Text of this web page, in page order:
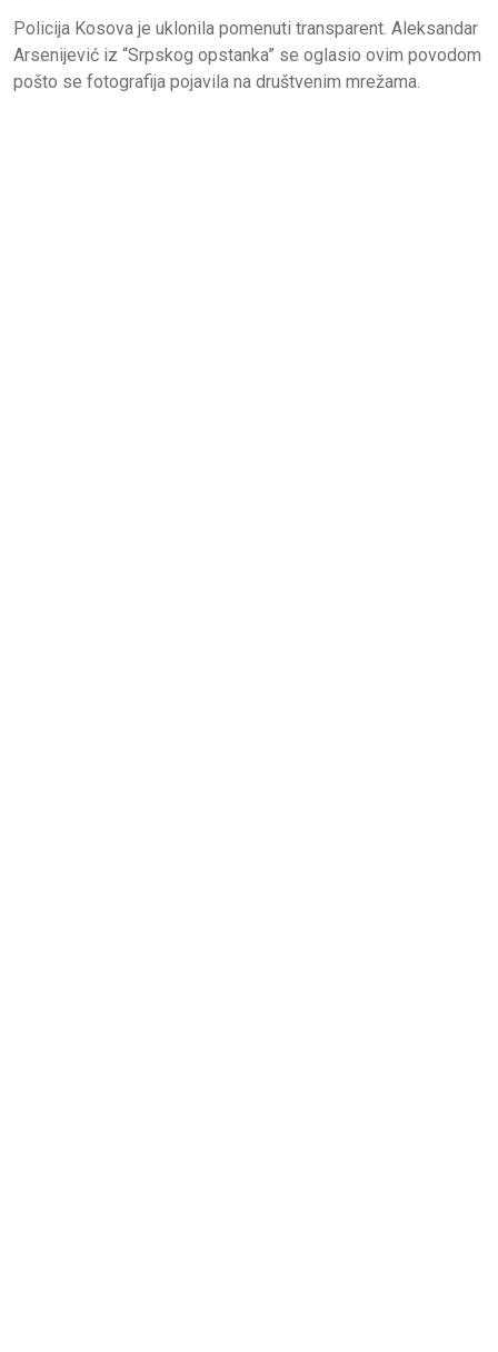
Policija Kosova je uklonila pomenuti transparent. Aleksandar
Arsenijević iz “Srpskog opstanka” se oglasio ovim povodom
pošto se fotografija pojavila na društvenim mrežama.